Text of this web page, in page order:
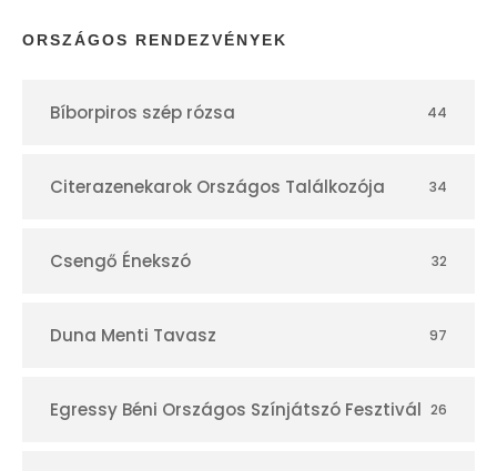
r
ORSZÁGOS RENDEZVÉNYEK
Bíborpiros szép rózsa 44
Citerazenekarok Országos Találkozója 34
Csengő Énekszó 32
Duna Menti Tavasz 97
Egressy Béni Országos Színjátszó Fesztivál 26